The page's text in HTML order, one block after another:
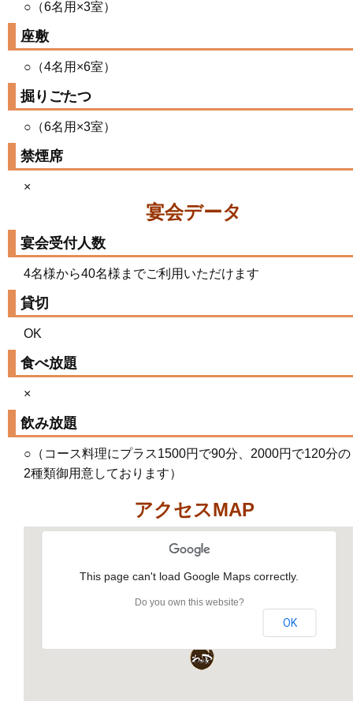
○（6名用×3室）
座敷
○（4名用×6室）
掘りごたつ
○（6名用×3室）
禁煙席
×
宴会データ
宴会受付人数
4名様から40名様までご利用いただけます
貸切
OK
食べ放題
×
飲み放題
○（コース料理にプラス1500円で90分、2000円で120分の
2種類御用意しております）
アクセスMAP
This page can't load Google Maps correctly.
Do you own this website?
OK